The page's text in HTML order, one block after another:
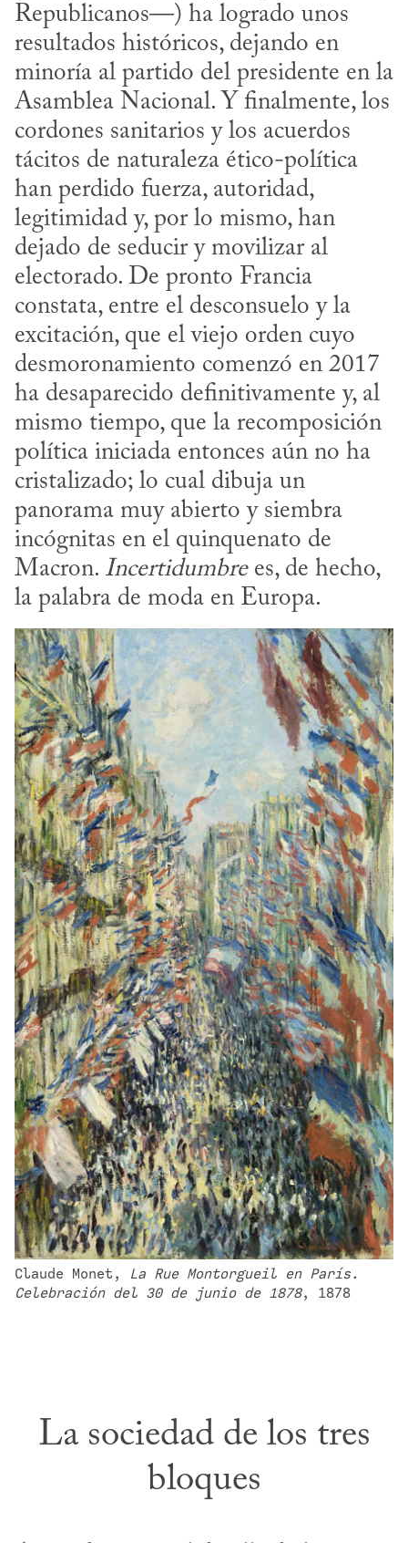
Republicanos—) ha logrado unos
resultados históricos, dejando en
minoría al partido del presidente en la
Asamblea Nacional. Y finalmente, los
cordones sanitarios y los acuerdos
tácitos de naturaleza ético-política
han perdido fuerza, autoridad,
legitimidad y, por lo mismo, han
dejado de seducir y movilizar al
electorado. De pronto Francia
constata, entre el desconsuelo y la
excitación, que el viejo orden cuyo
desmoronamiento comenzó en 2017
ha desaparecido definitivamente y, al
mismo tiempo, que la recomposición
política iniciada entonces aún no ha
cristalizado; lo cual dibuja un
panorama muy abierto y siembra
incógnitas en el quinquenato de
Macron. Incertidumbre es, de hecho,
la palabra de moda en Europa.
Claude Monet, La Rue Montorgueil en París.
Celebración del 30 de junio de 1878, 1878
La sociedad de los tres
bloques